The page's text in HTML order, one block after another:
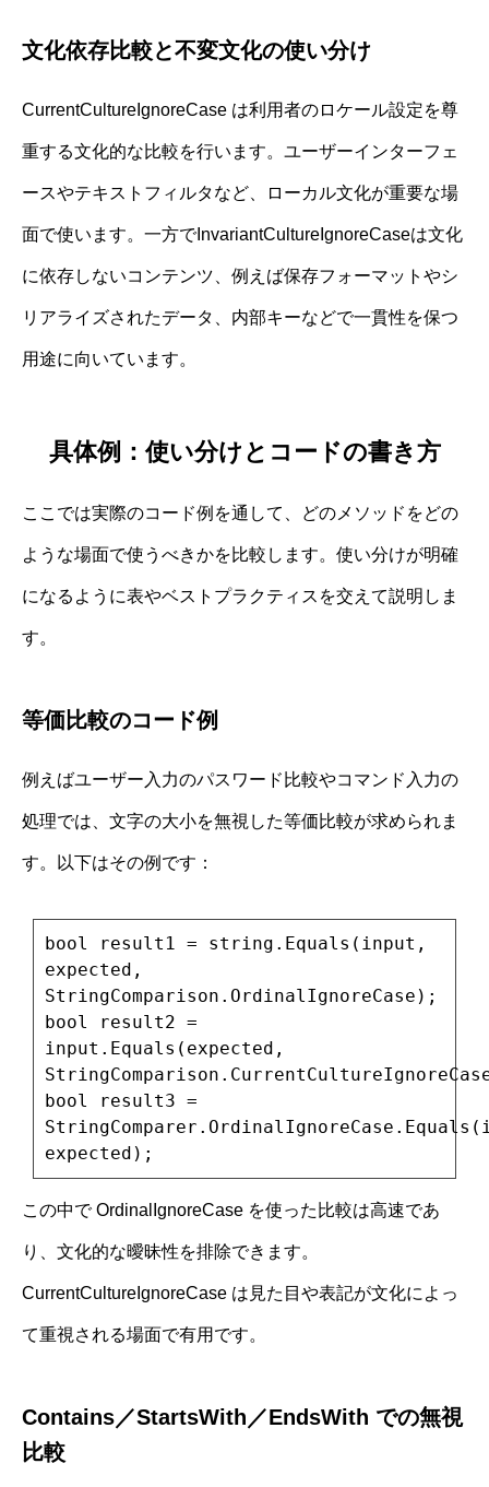
文化依存比較と不変文化の使い分け
CurrentCultureIgnoreCase は利用者のロケール設定を尊
重する文化的な比較を行います。ユーザーインターフェ
ースやテキストフィルタなど、ローカル文化が重要な場
面で使います。一方でInvariantCultureIgnoreCaseは文化
に依存しないコンテンツ、例えば保存フォーマットやシ
リアライズされたデータ、内部キーなどで一貫性を保つ
用途に向いています。
具体例：使い分けとコードの書き方
ここでは実際のコード例を通して、どのメソッドをどの
ような場面で使うべきかを比較します。使い分けが明確
になるように表やベストプラクティスを交えて説明しま
す。
等価比較のコード例
例えばユーザー入力のパスワード比較やコマンド入力の
処理では、文字の大小を無視した等価比較が求められま
す。以下はその例です：
bool result1 = string.Equals(input,
expected,
StringComparison.OrdinalIgnoreCase);
bool result2 =
input.Equals(expected,
bool result3 =
expected);
この中で OrdinalIgnoreCase を使った比較は高速であ
り、文化的な曖昧性を排除できます。
CurrentCultureIgnoreCase は見た目や表記が文化によっ
て重視される場面で有用です。
Contains／StartsWith／EndsWith での無視
比較